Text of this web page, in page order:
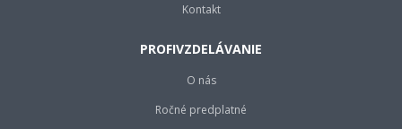
Kontakt
PROFIVZDELÁVANIE
O nás
Ročné predplatné